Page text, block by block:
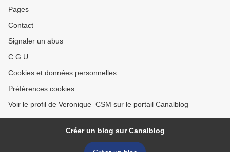
Pages
Contact
Signaler un abus
C.G.U.
Cookies et données personnelles
Préférences cookies
Voir le profil de Veronique_CSM sur le portail Canalblog
Créer un blog sur Canalblog